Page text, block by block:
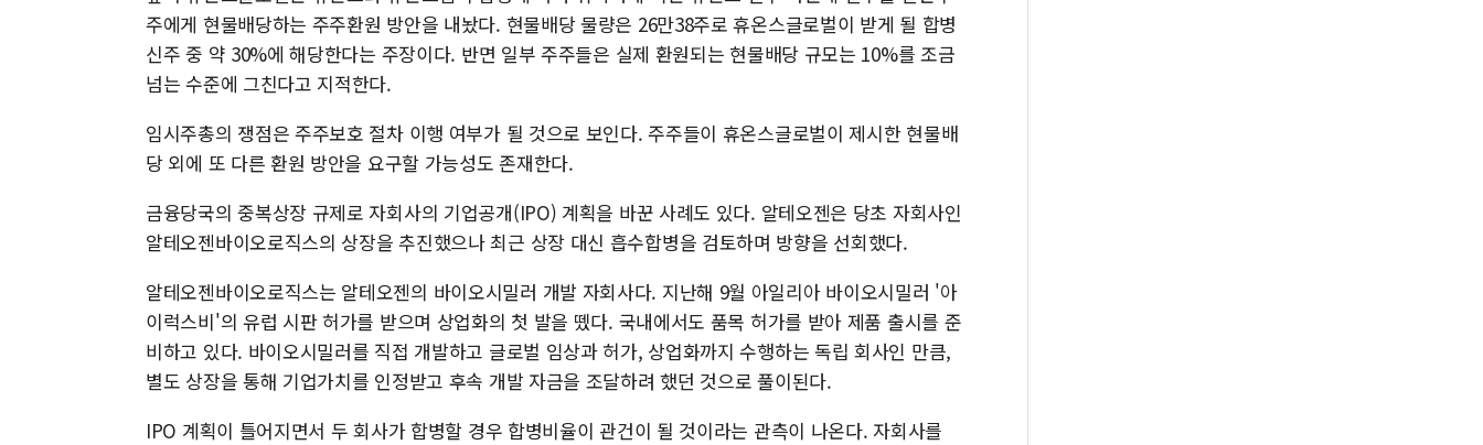
주에게 현물배당하는 주주환원 방안을 내놨다. 현물배당 물량은 26만38주로 휴온스글로벌이 받게 될 합병
신주 중 약 30%에 해당한다는 주장이다. 반면 일부 주주들은 실제 환원되는 현물배당 규모는 10%를 조금
넘는 수준에 그친다고 지적한다.
임시주총의 쟁점은 주주보호 절차 이행 여부가 될 것으로 보인다. 주주들이 휴온스글로벌이 제시한 현물배
당 외에 또 다른 환원 방안을 요구할 가능성도 존재한다.
금융당국의 중복상장 규제로 자회사의 기업공개(IPO) 계획을 바꾼 사례도 있다. 알테오젠은 당초 자회사인
알테오젠바이오로직스의 상장을 추진했으나 최근 상장 대신 흡수합병을 검토하며 방향을 선회했다.
알테오젠바이오로직스는 알테오젠의 바이오시밀러 개발 자회사다. 지난해 9월 아일리아 바이오시밀러 '아
이럭스비'의 유럽 시판 허가를 받으며 상업화의 첫 발을 뗐다. 국내에서도 품목 허가를 받아 제품 출시를 준
비하고 있다. 바이오시밀러를 직접 개발하고 글로벌 임상과 허가, 상업화까지 수행하는 독립 회사인 만큼,
별도 상장을 통해 기업가치를 인정받고 후속 개발 자금을 조달하려 했던 것으로 풀이된다.
IPO 계획이 틀어지면서 두 회사가 합병할 경우 합병비율이 관건이 될 것이라는 관측이 나온다. 자회사를